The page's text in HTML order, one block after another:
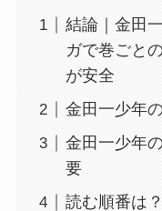
結論｜金田
ガで巻ごと
が安全
金田一少年
金田一少年
要
読む順番は